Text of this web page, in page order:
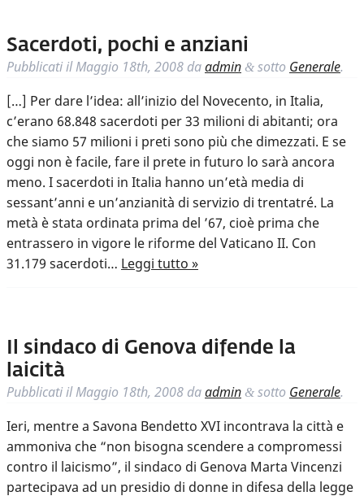
Sacerdoti, pochi e anziani
Pubblicati ilMaggio 18th, 2008 daadmin & sotto Generale.
[…] Per dare l’idea: all’inizio del Novecento, in Italia,
c’erano 68.848 sacerdoti per 33 milioni di abitanti; ora
che siamo 57 milioni i preti sono più che dimezzati. E se
oggi non è facile, fare il prete in futuro lo sarà ancora
meno. I sacerdoti in Italia hanno un’età media di
sessant’anni e un’anzianità di servizio di trentatré. La
metà è stata ordinata prima del ’67, cioè prima che
entrassero in vigore le riforme del Vaticano II. Con
31.179 sacerdoti… Leggi tutto »
Il sindaco di Genova difende la
laicità
Pubblicati ilMaggio 18th, 2008 daadmin & sotto Generale.
Ieri, mentre a Savona Bendetto XVI incontrava la città e
ammoniva che “non bisogna scendere a compromessi
contro il laicismo”, il sindaco di Genova Marta Vincenzi
partecipava ad un presidio di donne in difesa della legge